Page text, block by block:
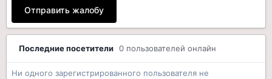
Отправить жалобу
Последние посетители 0 пользователей онлайн
Ни одного зарегистрированного пользователя не